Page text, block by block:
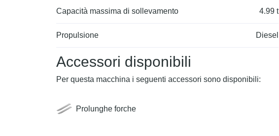
Capacità massima di sollevamento 4.99 t
Propulsione Diesel
Accessori disponibili
Per questa macchina i seguenti accessori sono disponibili:
Prolunghe forche